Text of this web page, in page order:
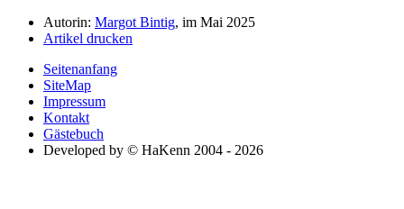
Autorin: Margot Bintig, im Mai 2025
Artikel drucken
Seitenanfang
SiteMap
Impressum
Kontakt
Gästebuch
Developed by © HaKenn 2004 - 2026